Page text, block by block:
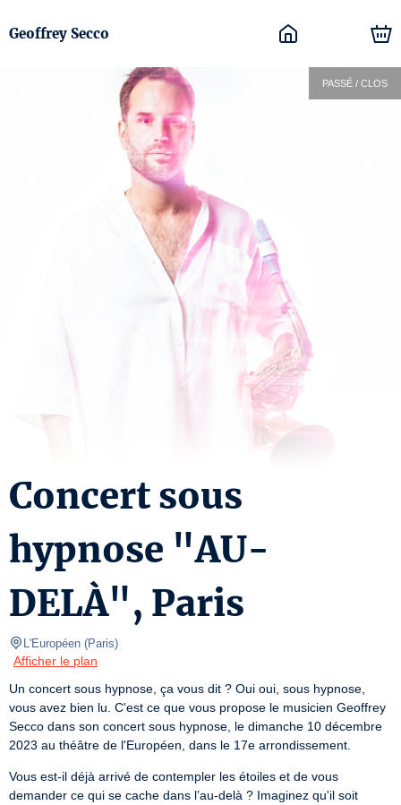
Geoffrey Secco
PASSÉ / CLOS
Concert sous
hypnose "AU-
DELÀ", Paris
L'Européen (Paris)
Afficher le plan
Un concert sous hypnose, ça vous dit ? Oui oui, sous hypnose,
vous avez bien lu. C'est ce que vous propose le musicien Geoffrey
Secco dans son concert sous hypnose, le dimanche 10 décembre
2023 au théâtre de l'Européen, dans le 17e arrondissement.
Vous est-il déjà arrivé de contempler les étoiles et de vous
demander ce qui se cache dans l’au-delà ? Imaginez qu'il soit